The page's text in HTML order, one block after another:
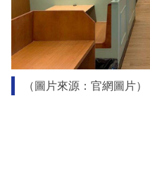
（圖片來源：官網圖片）